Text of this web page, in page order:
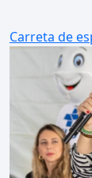
Carreta de